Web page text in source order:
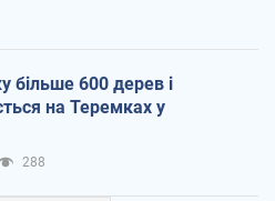
більше 600 дерев і
на Теремках у
288